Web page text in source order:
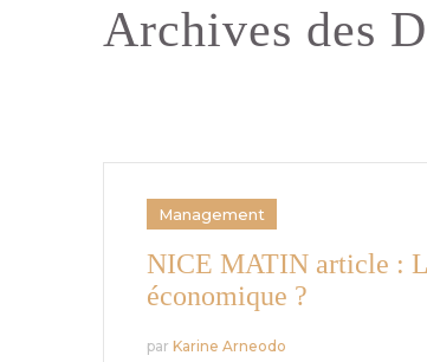
Archives des
Management
NICE MATIN article :
économique ?
par Karine Arneodo